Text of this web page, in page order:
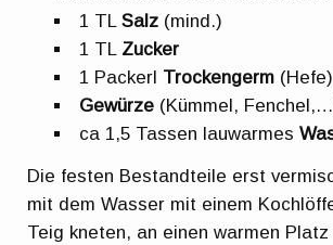
1 TLSalz (mind.)
1 TL Zucker
1 Packerl Trockengerm (Hefe)
Gewürze (Kümmel,
ca 1,5 Tassen lauwarmes
Die festen Bestandteile erst
mit dem Wasser mit einem
Teig kneten, an einen warmen Platz